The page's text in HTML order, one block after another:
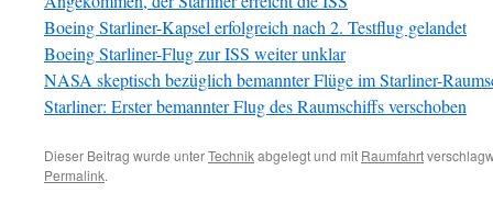
Boeing Starliner-Kapsel erfolgreich nach 2. Testflug gelandet
Boeing Starliner-Flug zur ISS weiter unklar
NASA skeptisch bezüglich bemannter Flüge im Starliner-
Starliner: Erster bemannter Flug des Raumschiffs verschoben
Dieser Beitrag wurde unterTechnikabgelegt und mit Raumfahrt
Permalink.